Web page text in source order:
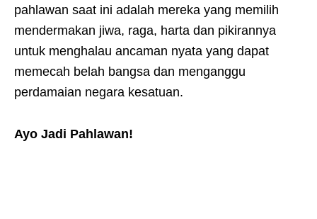
pahlawan saat ini adalah mereka yang memilih
mendermakan jiwa, raga, harta dan pikirannya
untuk menghalau ancaman nyata yang dapat
memecah belah bangsa dan menganggu
perdamaian negara kesatuan.
Ayo Jadi Pahlawan!